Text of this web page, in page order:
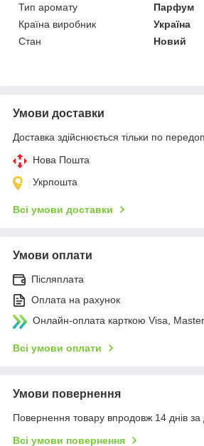
Тип аромату
Парфум
Країна виробник
Україна
Стан
Новий
Умови доставки
Доставка здійснюється тільки по
Нова Пошта
Укрпошта
Всі умови доставки
Умови оплати
Післяплата
Оплата на рахунок
Онлайн-оплата карткою Visa,
Всі умови оплати
Умови повернення
Повернення товару впродовж 14 днів за
Всі умови повернення